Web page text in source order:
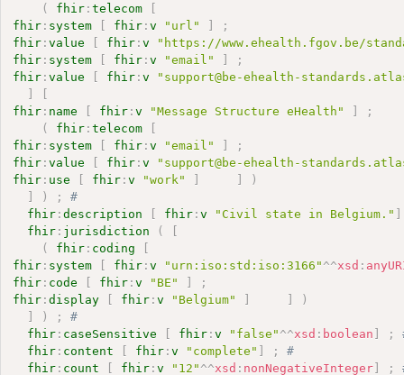
(
fhir :telecom
fhir : system fhir :v "url"
;
fhir :value fhir :v
"https://www.ehealth.fgov.be/
fhir : system fhir :v "email"
;
fhir :value fhir :v
"support@be-ehealth-
fhir : name fhir :v "Message Structure eHealth"
;
(
fhir :telecom
fhir : system fhir :v "email"
;
fhir :value fhir :v
"support@be-ehealth-
fhir : use fhir :v "work"
)
) ;
#
fhir :description fhir :v "Civil state in Belgium."
fhir : jurisdiction (
(
fhir : coding
fhir : system fhir :v "urn:iso:std:iso:3166" ^^xsd :
fhir : code fhir :v "BE"
;
fhir :display fhir :v "Belgium"
)
) ;
#
fhir : caseSensitive fhir :v "false" ^^xsd : boolean ;
fhir : content fhir :v "complete" ;
#
fhir : count fhir :v "12" ^^xsd : nonNegativeInteger ;